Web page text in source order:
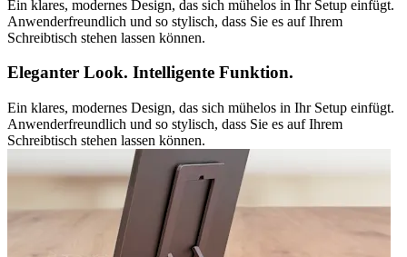
Ein klares, modernes Design, das sich mühelos in Ihr Setup einfügt.
Anwenderfreundlich und so stylisch, dass Sie es auf Ihrem
Schreibtisch stehen lassen können.
Eleganter Look. Intelligente Funktion.
Ein klares, modernes Design, das sich mühelos in Ihr Setup einfügt.
Anwenderfreundlich und so stylisch, dass Sie es auf Ihrem
Schreibtisch stehen lassen können.